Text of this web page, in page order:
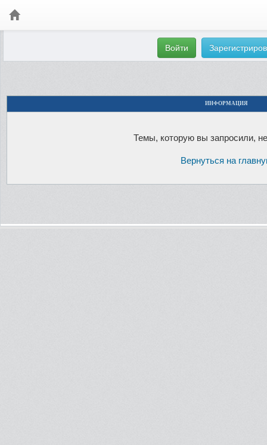
Войти
ИНФОРМАЦИЯ
Темы, которую вы запросили,
Вернуться на